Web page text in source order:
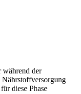
während der
Nährstoffversorgung
diese Phase